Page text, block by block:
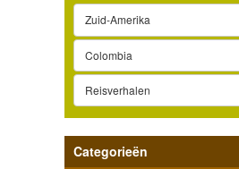
Zuid-Amerika
Colombia
Reisverhalen
Categorieën